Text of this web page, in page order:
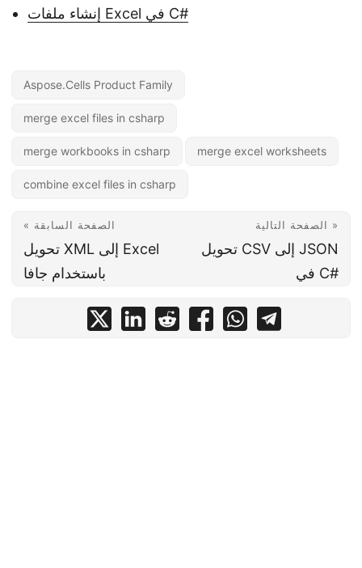
إنشاء ملفات Excel في C#
Aspose.Cells Product Family
merge excel files in csharp
merge workbooks in csharp merge excel worksheets
combine excel files in csharp
« الصفحة السابقة
تحويل XML إلى Excel
باستخدام جافا
الصفحة التالية »
تحويل CSV إلى JSON
في C#